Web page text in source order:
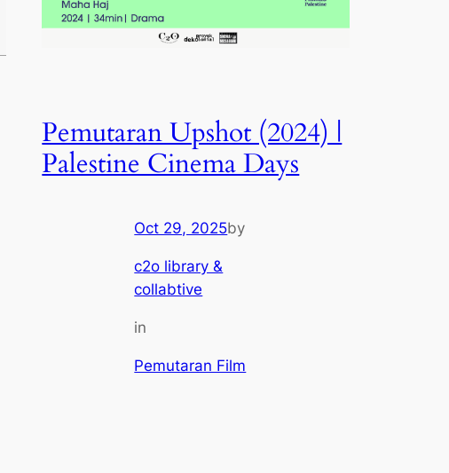
Pemutaran Upshot (2024) |
Palestine Cinema Days
Oct 29, 2025by
c2o library &
collabtive
in
Pemutaran Film